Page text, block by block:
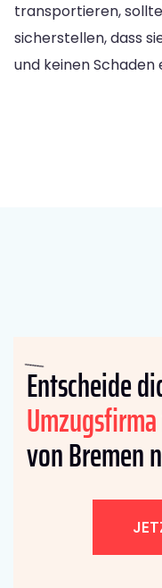
transportieren,
sicherstellen, dass
und keinen Schaden
Entscheide
Umzugsfirma
von Bremen